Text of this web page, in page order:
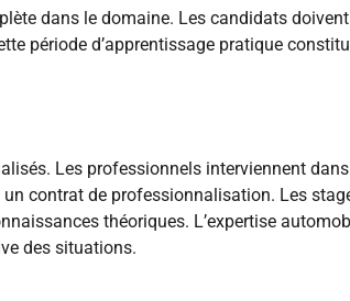
dans le domaine. Les candidats
période d’apprentissage pratique
Les professionnels interviennent
contrat de professionnalisation. Les
théoriques. L’expertise
des situations.